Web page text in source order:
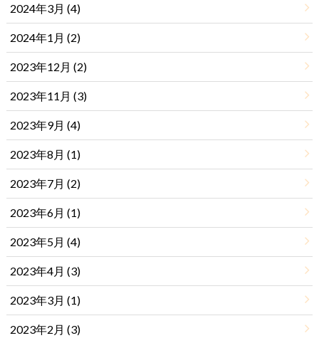
2024年3月 (4)
2024年1月 (2)
2023年12月 (2)
2023年11月 (3)
2023年9月 (4)
2023年8月 (1)
2023年7月 (2)
2023年6月 (1)
2023年5月 (4)
2023年4月 (3)
2023年3月 (1)
2023年2月 (3)